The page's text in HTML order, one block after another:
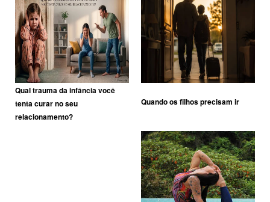
Qual trauma da infância você
tenta curar no seu
relacionamento?
Quando os filhos precisam ir